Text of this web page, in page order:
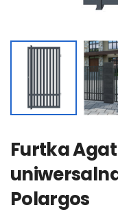
Furtka
Polargos